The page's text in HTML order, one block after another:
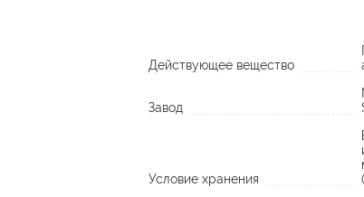
Действующее вещество
Завод
Условие хранения